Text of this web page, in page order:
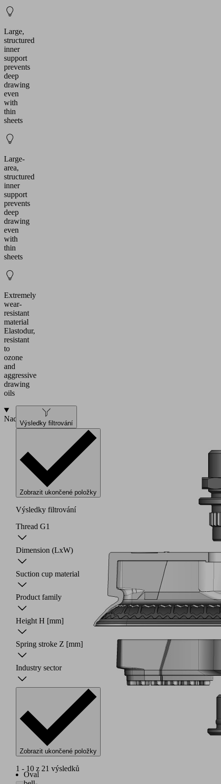
Large,
structured
inner
support
prevents
deep
drawing
even
with
thin
sheets
Large-
area,
structured
inner
support
prevents
deep
drawing
even
with
thin
sheets
Extremely
wear-
resistant
material
Elastodur,
resistant
to
ozone
and
aggressive
drawing
oils
Nadstavba
Oval
Výsledky filtrování
Zobrazit ukončené položky
Výsledky filtrování
Thread G1
Dimension (LxW)
Suction cup material
Product family
Height H [mm]
Spring stroke Z [mm]
Industry sector
Zobrazit ukončené položky
1 - 10 z 21 výsledků